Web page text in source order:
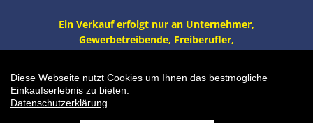
Ein Verkauf erfolgt nur an Unternehmer,
Gewerbetreibende, Freiberufler,
öffentliche Institutionen und nicht an
zzgl. MwSt. und Versand.
Einkaufswagen
Diese Webseite nutzt Cookies um Ihnen das bestmögliche
Einkaufserlebnis zu bieten.
Datenschutzerklärung